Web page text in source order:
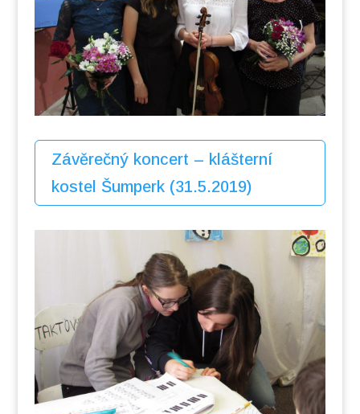
Závěrečný koncert – klášterní
kostel Šumperk (31.5.2019)